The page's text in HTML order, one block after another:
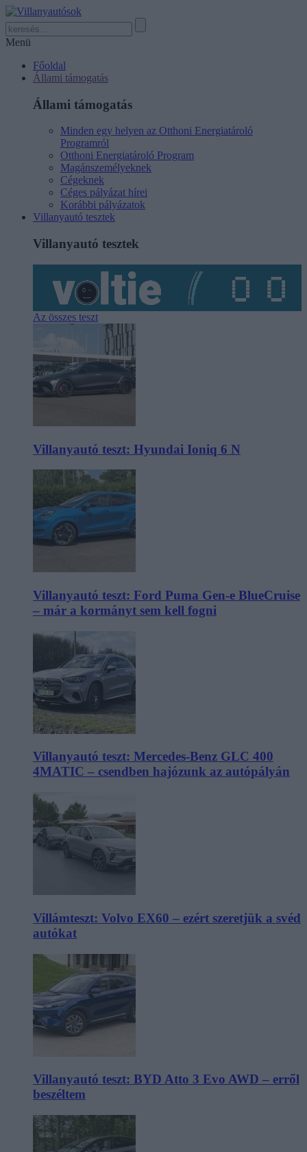
Menü
Főoldal
Állami támogatás
Állami támogatás
Minden egy helyen az Otthoni Energiatároló
Programról
Otthoni Energiatároló Program
Magánszemélyeknek
Cégeknek
Céges pályázat hírei
Korábbi pályázatok
Villanyautó tesztek
Villanyautó tesztek
Az összes teszt
Villanyautó teszt: Hyundai Ioniq 6 N
Villanyautó teszt: Ford Puma Gen-e BlueCruise
– már a kormányt sem kell fogni
Villanyautó teszt: Mercedes-Benz GLC 400
4MATIC – csendben hajózunk az autópályán
Villámteszt: Volvo EX60 – ezért szeretjük a svéd
autókat
Villanyautó teszt: BYD Atto 3 Evo AWD – erről
beszéltem